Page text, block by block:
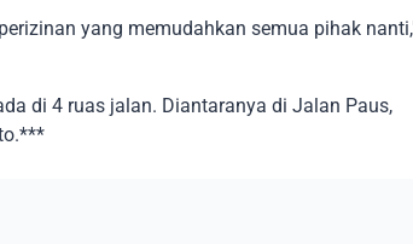
yang memudahkan semua pihak
di 4 ruas jalan. Diantaranya di Jalan Paus,